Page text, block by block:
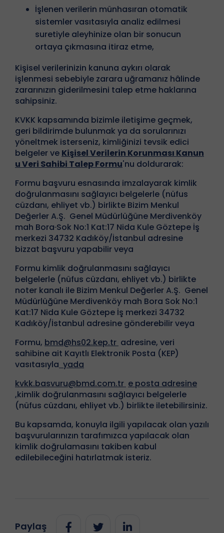
İşlenen verilerin münhasıran otomatik
sistemler vasıtasıyla analiz edilmesi
suretiyle aleyhinize olan bir sonucun
ortaya çıkmasına itiraz etme,
Kişisel verilerinizin kanuna aykırı olarak
işlenmesi sebebiyle zarara uğramanız hâlinde
zararınızın giderilmesini talep etme haklarına
sahipsiniz.
KVKK kapsamında bizimle iletişime geçmek,
geri bildirimde bulunmak ya da sorularınızı
yöneltmek isterseniz, kimliğinizi tevsik edici
belgeler ve Kişisel Verilerin Korunması Kanun
u Veri Sahibi Talep Formu'nu doldurarak:
Formu başvuru esnasında imzalayarak kimlik
doğrulanmasını sağlayıcı belgelerle (nüfus
cüzdanı, ehliyet vb.) birlikte Bizim Menkul
Değerler A.Ş. Genel Müdürlüğüne Merdivenköy
mah Bora Sok No:1 Kat:17 Nida Kule Göztepe İş
merkezi 34732 Kadıköy/İstanbul adresine
bizzat başvuru yapabilir veya
Formu kimlik doğrulanmasını sağlayıcı
belgelerle (nüfus cüzdanı, ehliyet vb.) birlikte
noter kanalı ile Bizim Menkul Değerler A.Ş. Genel
Müdürlüğüne Merdivenköy mah Bora Sok No:1
Kat:17 Nida Kule Göztepe İş merkezi 34732
Kadıköy/İstanbul adresine gönderebilir veya
Formu, bmd@hs02.kep.tr adresine, veri
sahibine ait Kayıtlı Elektronik Posta (KEP)
vasıtasıyla yada
kvkk.basvuru@bmd.com.tr e posta adresine
,kimlik doğrulanmasını sağlayıcı belgelerle
(nüfus cüzdanı, ehliyet vb.) birlikte iletebilirsiniz.
Bu kapsamda, konuyla ilgili yapılacak olan yazılı
başvurularınızın tarafımızca yapılacak olan
kimlik doğrulamasını takiben kabul
edilebileceğini hatırlatmak isteriz.
Paylaş